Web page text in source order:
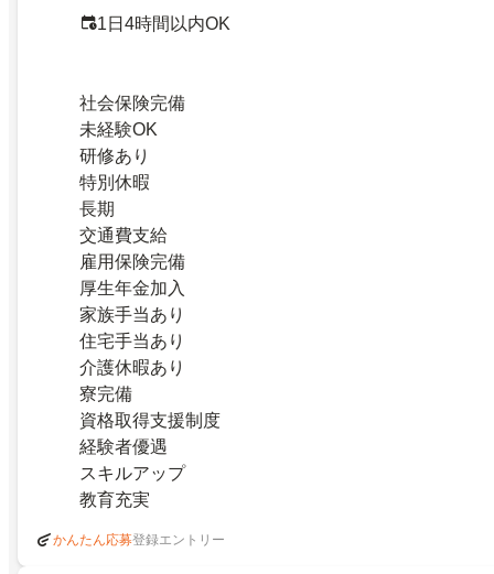
1日4時間以内OK
社会保険完備
未経験OK
研修あり
特別休暇
長期
交通費支給
雇用保険完備
厚生年金加入
家族手当あり
住宅手当あり
介護休暇あり
寮完備
資格取得支援制度
経験者優遇
スキルアップ
教育充実
かんたん応募登録エントリー